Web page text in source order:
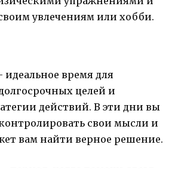
увлечениям или хобби.
идеальное время для
целей и
действий. В эти дни вы
свои мысли и
вам найти верное решение.